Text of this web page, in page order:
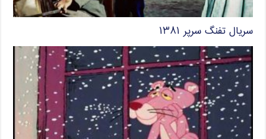
سریال تفنگ سرپر ۱۳۸۱